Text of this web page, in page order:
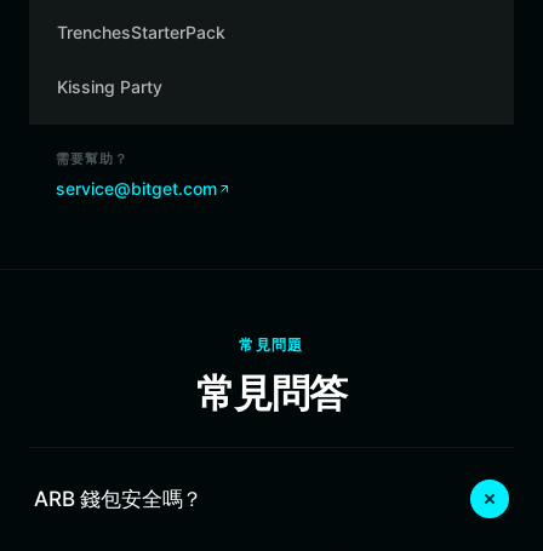
TrenchesStarterPack
Kissing Party
需要幫助？
service@bitget.com
常見問題
常見問答
ARB 錢包安全嗎？